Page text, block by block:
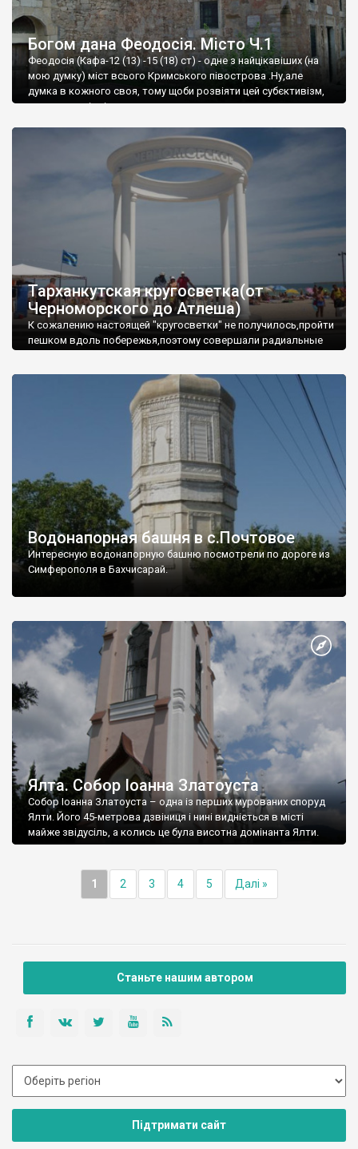
Богом дана Феодосія. Місто Ч.1
Феодосія (Кафа-12 (13) -15 (18) ст) - одне з найцікавіших (на
мою думку) міст всього Кримського півострова .Ну,але
думка в кожного своя, тому щоби розвіяти цей субєктивізм,
запрошую відвідати це
Тарханкутская кругосветка(от
Черноморского до Атлеша)
К сожалению настоящей "кругосветки" не получилось,пройти
пешком вдоль побережья,поэтому совершали радиальные
Водонапорная башня в с.Почтовое
Интересную водонапорную башню посмотрели по дороге из
Симферополя в Бахчисарай.
Ялта. Собор Іоанна Златоуста
Собор Іоанна Златоуста – одна із перших мурованих споруд
Ялти. Його 45-метрова дзвіниця і нині видніється в місті
майже звідусіль, а колись це була висотна домінанта Ялти.
1 2 3 4 5 Далі »
Станьте нашим автором
Підтримати сайт